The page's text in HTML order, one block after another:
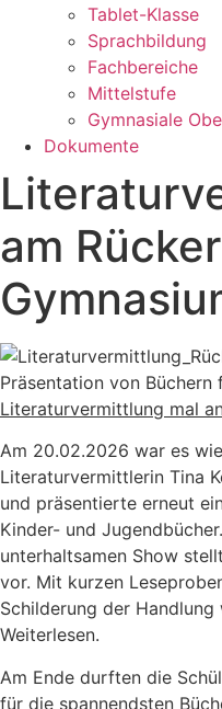
Tablet-Klasse
Sprachbildung
Fachbereiche
Mittelstufe
Gymnasiale
Dokumente
am
Literaturvermittlung mal
Am 20.02.2026 war es
Literaturvermittlerin Tina
und präsentierte erneut
Kinder- und
unterhaltsamen Show
vor. Mit kurzen
Schilderung der
Weiterlesen.
Am Ende durften die
für die spannendsten